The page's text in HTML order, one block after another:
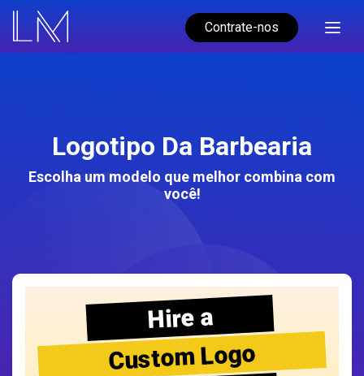
Contrate-nos
Logotipo Da Barbearia
Escolha um modelo que melhor combina com
você!
Hire a
Custom Logo